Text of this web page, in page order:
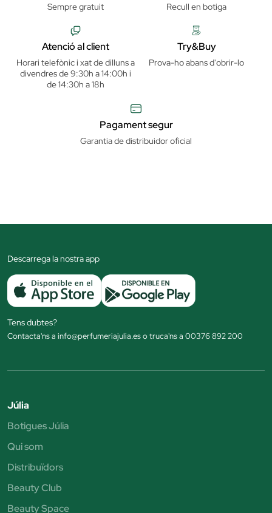
Sempre gratuit Recull en botiga
Atenció al client
Horari telefònic i xat de dilluns a
divendres de 9:30h a 14:00h i
de 14:30h a 18h
Try&Buy
Prova-ho abans d'obrir-lo
Pagament segur
Garantia de distribuidor oficial
Descarrega la nostra app
Tens dubtes?
Contacta'ns a info@perfumeriajulia.es o truca'ns a 00376 892 200
Júlia
Botigues Júlia
Qui som
Distribuïdors
Beauty Club
Beauty Space